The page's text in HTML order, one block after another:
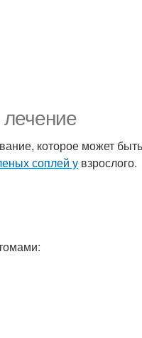
которое может
соплей у взрослого.